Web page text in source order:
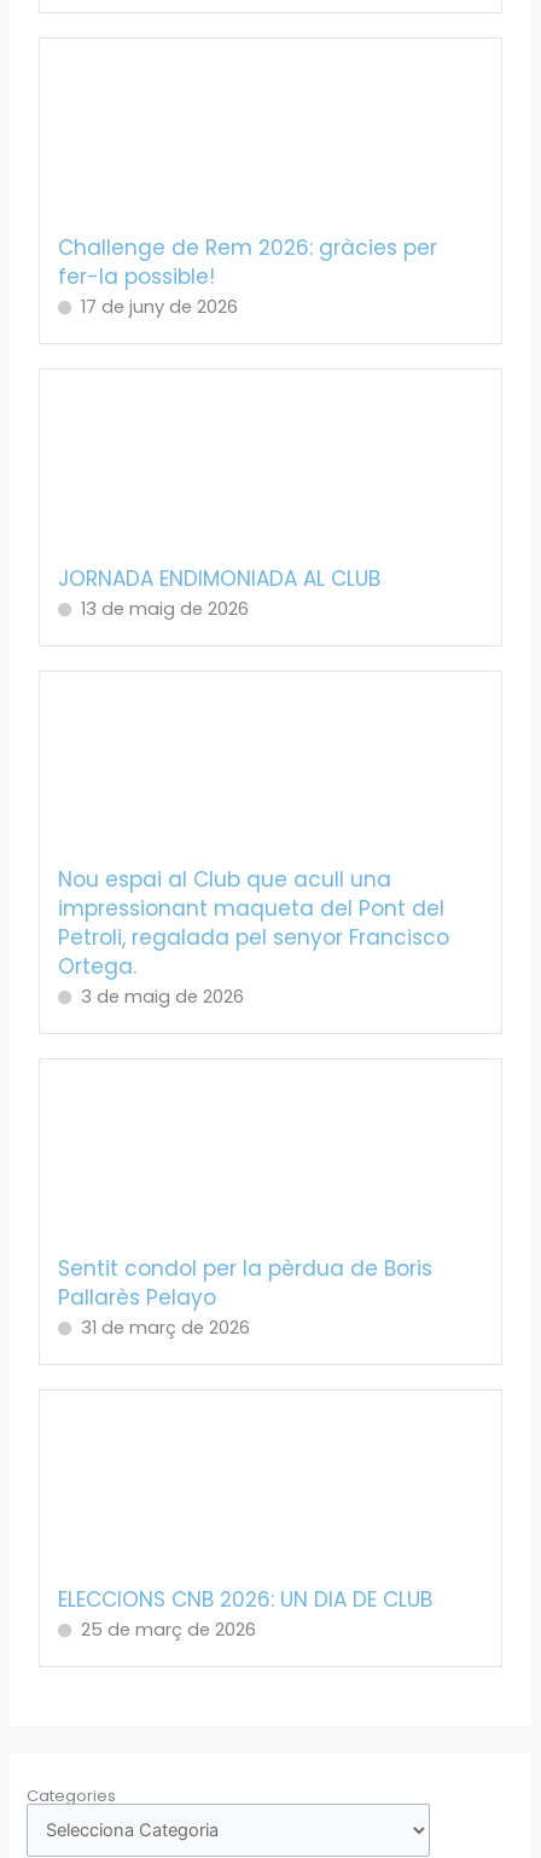
Challenge de Rem 2026: gràcies per
fer-la possible!
17 de juny de 2026
JORNADA ENDIMONIADA AL CLUB
13 de maig de 2026
Nou espai al Club que acull una
impressionant maqueta del Pont del
Petroli, regalada pel senyor Francisco
Ortega.
3 de maig de 2026
Sentit condol per la pèrdua de Boris
Pallarès Pelayo
31 de març de 2026
ELECCIONS CNB 2026: UN DIA DE CLUB
25 de març de 2026
Categories